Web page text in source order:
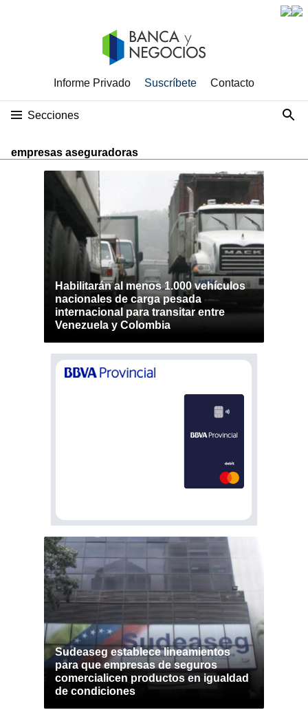
Informe Privado Suscríbete Contacto
Secciones
empresas aseguradoras
Habilitarán al menos 1.000 vehículos
nacionales de carga pesada
internacional para transitar entre
Venezuela y Colombia
Sudeaseg establece lineamientos
para que empresas de seguros
comercialicen productos en igualdad
de condiciones